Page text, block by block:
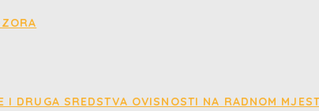
DRUGA SREDSTVA OVISNOSTI NA RADNOM